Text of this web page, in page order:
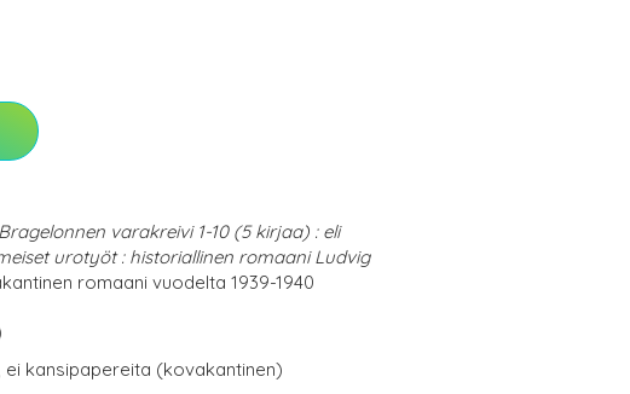
varakreivi 1-10 (5 kirjaa) : eli
urotyöt : historiallinen romaani Ludvig
romaani vuodelta 1939-1940
ei kansipapereita (kovakantinen)